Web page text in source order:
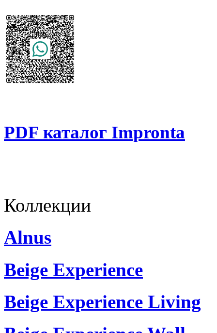
PDF каталог Impronta
Коллекции
Alnus
Beige Experience
Beige Experience Living